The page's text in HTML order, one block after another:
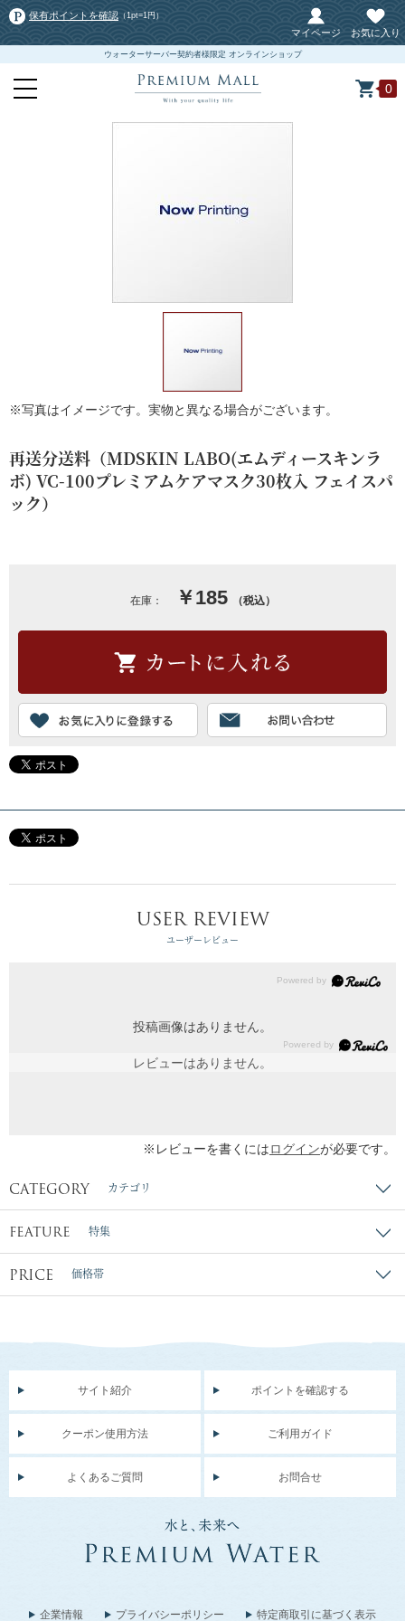
保有ポイントを確認 （1pt=1円）
マイページ お気に入り
ウォーターサーバー契約者様限定 オンラインショップ
0
※写真はイメージです。実物と異なる場合がございます。
再送分送料（MDSKIN LABO(エムディースキンラ
ボ) VC-100プレミアムケアマスク30枚入 フェイスパ
ック）
在庫： ￥185 （税込）
USER REVIEW
ユーザーレビュー
投稿画像はありません。
レビューはありません。
※レビューを書くにはログインが必要です。
CATEGORY カテゴリ
FEATURE 特集
PRICE 価格帯
サイト紹介 ポイントを確認する
クーポン使用方法 ご利用ガイド
よくあるご質問 お問合せ
企業情報 プライバシーポリシー 特定商取引に基づく表示